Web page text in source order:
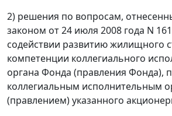
2) решения по вопросам,
законом от 24 июля 2008 года N
содействии развитию жилищного
компетенции коллегиального
органа Фонда (правления Фонда),
коллегиальным исполнительным
(правлением) указанного